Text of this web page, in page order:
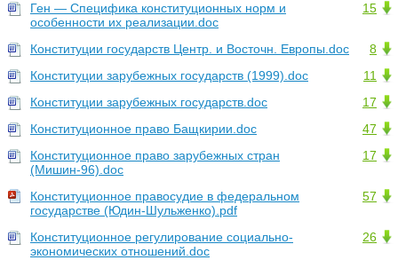
15
Ген — Специфика конституционных норм и
особенности их реализации.doc
8
Конституции государств Центр. и Восточн. Европы.doc
11
Конституции зарубежных государств (1999).doc
17
Конституции зарубежных государств.doc
47
Конституционное право Бащкирии.doc
17
Конституционное право зарубежных стран
(Мишин-96).doc
57
Конституционное правосудие в федеральном
государстве (Юдин-Шульженко).pdf
26
Конституционное регулирование социально-
экономических отношений.doc